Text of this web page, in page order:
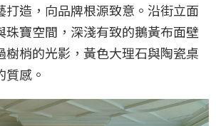
打造，向品牌根源致意。沿街立面
珠寶空間，深淺有致的鵝黃布面壁
樹梢的光影，黃色大理石與陶瓷桌
感。